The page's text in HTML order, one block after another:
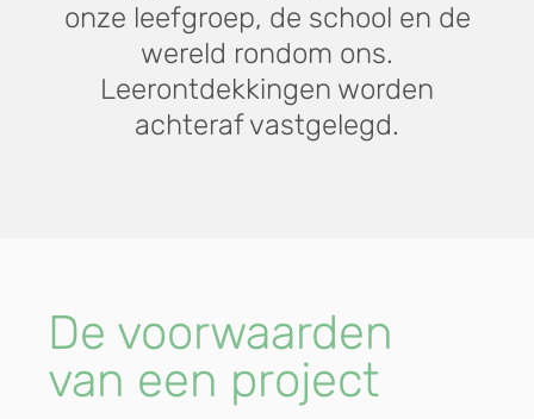
onze leefgroep, de school en de
wereld rondom ons.
Leerontdekkingen worden
achteraf vastgelegd.
De voorwaarden
van een project